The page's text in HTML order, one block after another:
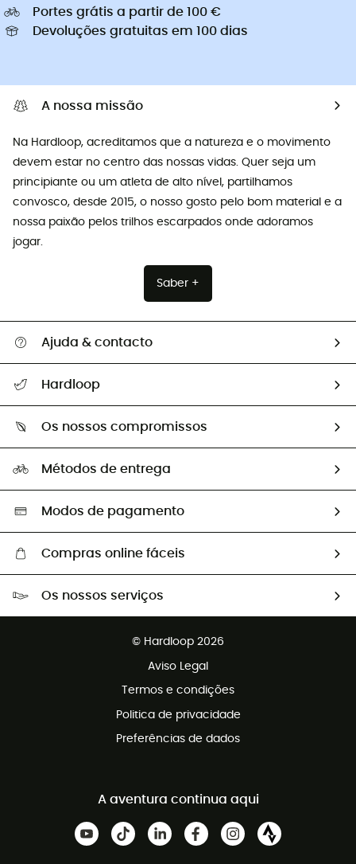
Portes grátis a partir de 100 €
Devoluções gratuitas em 100 dias
A nossa missão
Na Hardloop, acreditamos que a natureza e o movimento
devem estar no centro das nossas vidas. Quer seja um
principiante ou um atleta de alto nível, partilhamos
convosco, desde 2015, o nosso gosto pelo bom material e a
nossa paixão pelos trilhos escarpados onde adoramos
jogar.
Saber +
Ajuda & contacto
Guia de tamanhos
Trocas & Devoluções
Hardloop
Os nossos embaixadores
Os nossos compromissos
Seleção eco-responsável
Métodos de entrega
Modos de pagamento
Compras online fáceis
Os nossos serviços
© Hardloop 2026
Aviso Legal
Termos e condições
Politica de privacidade
Preferências de dados
A aventura continua aqui